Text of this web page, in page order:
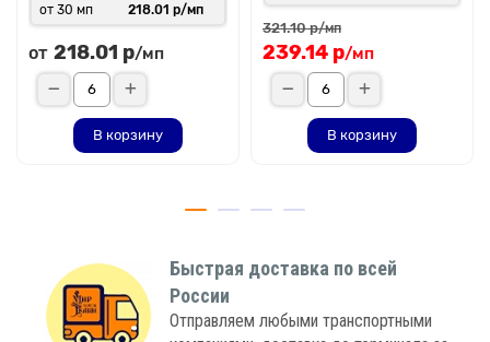
от 30 мп
218.01 р/мп
от 218.01 р/мп
В корзину
321.10 р/мп
239.14 р/мп
В корзину
Быстрая доставка по всей
России
Отправляем любыми транспортными